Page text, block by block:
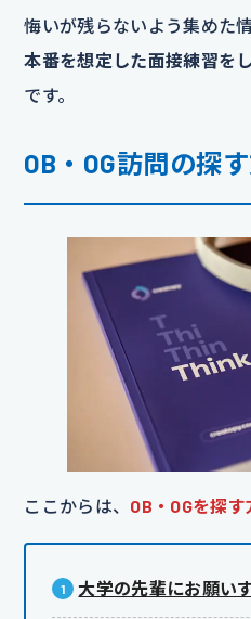
悔いが残らないよう集めた
本番を想定した面接練習を
です。
OB・OG訪問の探
ここからは、 OB・OGを探
大学の先輩にお願い